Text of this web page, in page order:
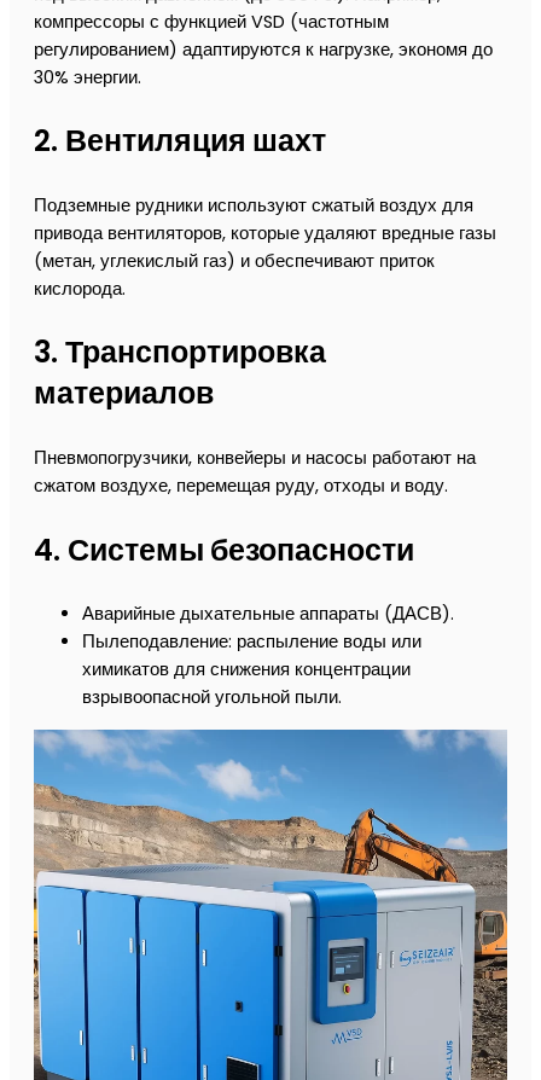
компрессоры с функцией VSD (частотным
регулированием) адаптируются к нагрузке, экономя до
30% энергии.
2. Вентиляция шахт
Подземные рудники используют сжатый воздух для
привода вентиляторов, которые удаляют вредные газы
(метан, углекислый газ) и обеспечивают приток
кислорода.
3. Транспортировка
материалов
Пневмопогрузчики, конвейеры и насосы работают на
сжатом воздухе, перемещая руду, отходы и воду.
4. Системы безопасности
Аварийные дыхательные аппараты (ДАСВ).
Пылеподавление: распыление воды или
химикатов для снижения концентрации
взрывоопасной угольной пыли.